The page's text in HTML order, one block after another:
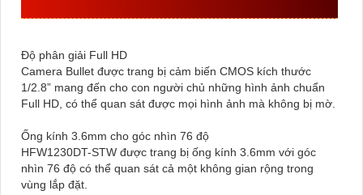
Độ phân giải Full HD
Camera Bullet được trang bị cảm biến CMOS kích thước
1/2.8” mang đến cho con người chủ những hình ảnh chuẩn
Full HD, có thể quan sát được mọi hình ảnh mà không bị mờ.
Ống kính 3.6mm cho góc nhìn 76 độ
HFW1230DT-STW được trang bị ống kính 3.6mm với góc
nhìn 76 độ có thể quan sát cả một không gian rộng trong
vùng lắp đặt.